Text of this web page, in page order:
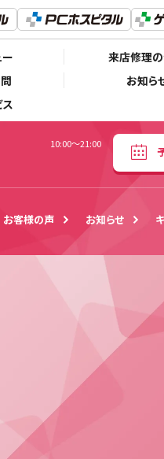
来店修理
お知ら
5445-5340
10:00～21:00
10:00～21:00
お客様の声 お知らせ